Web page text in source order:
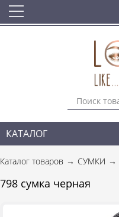
КАТАЛОГ
СУМКИ
ГОРОДСКИЕ РЮКЗАКИ
Каталог товаров СУМКИ
798 сумка черная